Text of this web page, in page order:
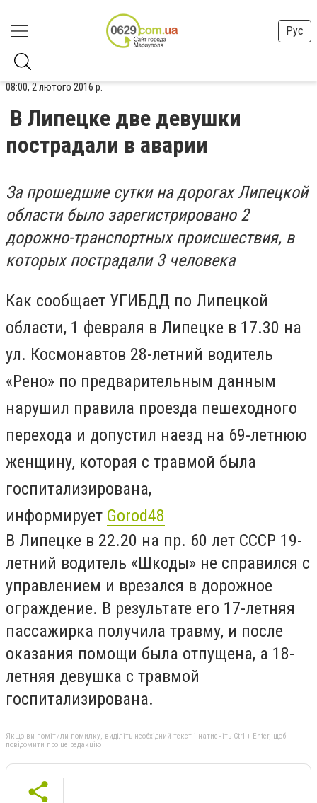
Рус
08:00, 2 лютого 2016 р.
В Липецке две девушки
пострадали в аварии
За прошедшие сутки на дорогах Липецкой
области было зарегистрировано 2
дорожно-транспортных происшествия, в
которых пострадали 3 человека
Как сообщает УГИБДД по Липецкой
области, 1 февраля в Липецке в 17.30 на
ул. Космонавтов 28-летний водитель
«Рено» по предварительным данным
нарушил правила проезда пешеходного
перехода и допустил наезд на 69-летнюю
женщину, которая с травмой была
госпитализирована,
информирует Gorod48
В Липецке в 22.20 на пр. 60 лет СССР 19-
летний водитель «Шкоды» не справился с
управлением и врезался в дорожное
ограждение. В результате его 17-летняя
пассажирка получила травму, и после
оказания помощи была отпущена, а 18-
летняя девушка с травмой
госпитализирована.
Якщо ви помітили помилку, виділіть необхідний текст і натисніть Ctrl + Enter, щоб
повідомити про це редакцію